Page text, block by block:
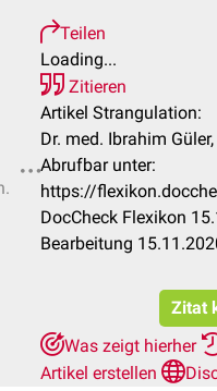
Teilen
Loading...
Zitieren
Artikel Strangulation:
Dr. med. Ibrahim
Abrufbar unter:
https://
DocCheck Flexikon
Bearbeitung
Zitat
Was zeigt hierher
Artikel erstellen